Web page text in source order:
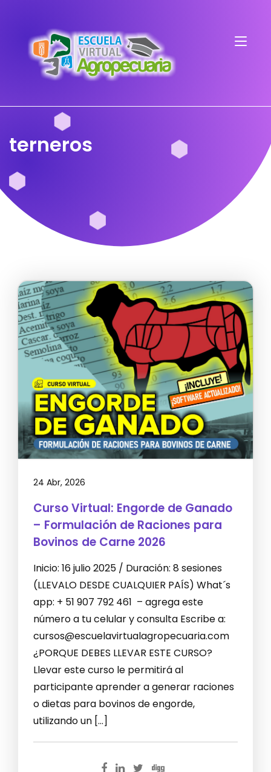
terneros
24 Abr, 2026
Curso Virtual: Engorde de Ganado
– Formulación de Raciones para
Bovinos de Carne 2026
Inicio: 16 julio 2025 / Duración: 8 sesiones
(LLEVALO DESDE CUALQUIER PAÍS) What´s
app: + 51 907 792 461 – agrega este
número a tu celular y consulta Escribe a:
cursos@escuelavirtualagropecuaria.com
¿PORQUE DEBES LLEVAR ESTE CURSO?
Llevar este curso le permitirá al
participante aprender a generar raciones
o dietas para bovinos de engorde,
utilizando un […]